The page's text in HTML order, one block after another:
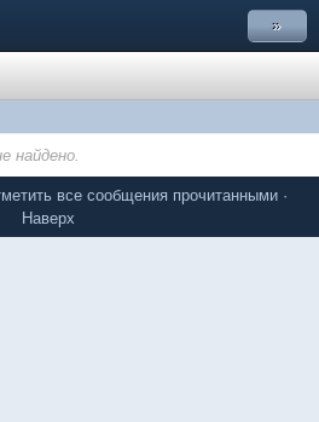
»
найдено.
все сообщения прочитанными ·
Наверх